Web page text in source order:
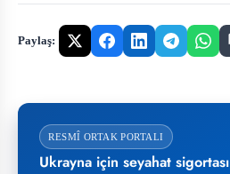
Paylaş:
RESMÎ ORTAK PORTALI
Ukrayna için seyahat sigortası